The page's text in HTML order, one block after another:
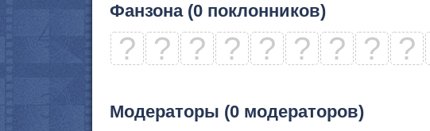
Фанзона (0 поклонников)
? ? ? ? ? ? ? ? ?
Модераторы (0 модераторов)